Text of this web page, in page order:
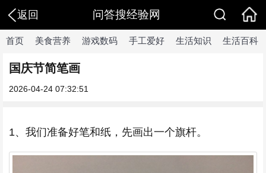
返回 问答搜经验网
首页 美食营养 游戏数码 手工爱好 生活知识 生活百科
国庆节简笔画
2026-04-24 07:32:51
1、我们准备好笔和纸，先画出一个旗杆。